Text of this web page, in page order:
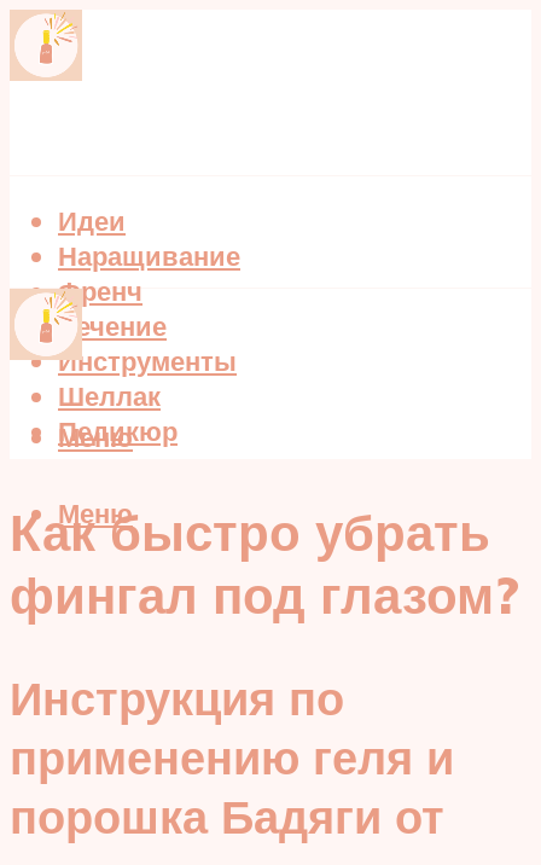
Идеи
Наращивание
Френч
Лечение
Инструменты
Шеллак
Педикюр
Меню
Меню
Как быстро убрать
фингал под глазом?
Инструкция по
применению геля и
порошка Бадяги от